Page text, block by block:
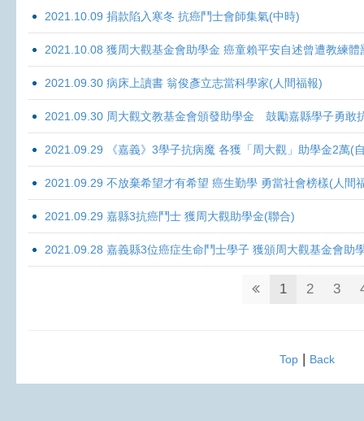
2021.10.09 捐款陷入寒冬 抗癌鬥士會師集氣(中時)
2021.10.08 獲周大觀基金會助學金 癌童賴平安自述曾遭教練體
2021.09.30 病床上讀書 翁俊彥立志當科學家(人間福報)
2021.09.30 周大觀文教基金會頒發助學金 鼓勵嘉縣學子勇敢
2021.09.29 《嘉義》3學子抗病魔 各獲「周大觀」助學金2萬(
2021.09.29 不放棄希望才有希望 癌生勤學 勇當社會榜樣(人間
2021.09.29 嘉縣3抗癌鬥士 獲周大觀助學金(聯合)
2021.09.28 嘉義縣3位癌症生命鬥士學子 獲頒周大觀基金會助
1 2 3
Top| Back